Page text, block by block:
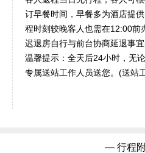
订早餐时间，早餐多为酒店提
程时刻较晚客人也需在12:00前
迟退房自行与前台协商延退事宜
温馨提示：全天后24小时，无
专属送站工作人员送您。(送站
— 行程